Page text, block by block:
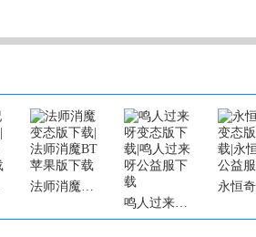
法师消魔变态版下载|法师消魔BT苹果版下载
鸣人过来呀变态版下载|鸣人过来呀公益服下载